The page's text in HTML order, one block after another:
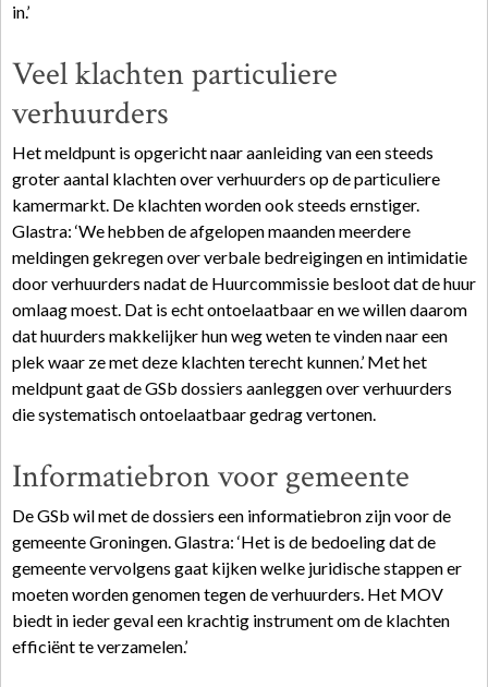
in.’
Veel klachten particuliere
verhuurders
Het meldpunt is opgericht naar aanleiding van een steeds
groter aantal klachten over verhuurders op de particuliere
kamermarkt. De klachten worden ook steeds ernstiger.
Glastra: ‘We hebben de afgelopen maanden meerdere
meldingen gekregen over verbale bedreigingen en intimidatie
door verhuurders nadat de Huurcommissie besloot dat de huur
omlaag moest. Dat is echt ontoelaatbaar en we willen daarom
dat huurders makkelijker hun weg weten te vinden naar een
plek waar ze met deze klachten terecht kunnen.’ Met het
meldpunt gaat de GSb dossiers aanleggen over verhuurders
die systematisch ontoelaatbaar gedrag vertonen.
Informatiebron voor gemeente
De GSb wil met de dossiers een informatiebron zijn voor de
gemeente Groningen. Glastra: ‘Het is de bedoeling dat de
gemeente vervolgens gaat kijken welke juridische stappen er
moeten worden genomen tegen de verhuurders. Het MOV
biedt in ieder geval een krachtig instrument om de klachten
efficiënt te verzamelen.’